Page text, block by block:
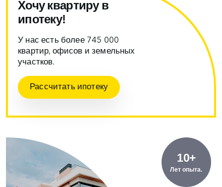
Хочу квартиру в
ипотеку!
У нас есть более 745 000
квартир, офисов и земельных
участков.
Рассчитать ипотеку
10+
Лет опыта.